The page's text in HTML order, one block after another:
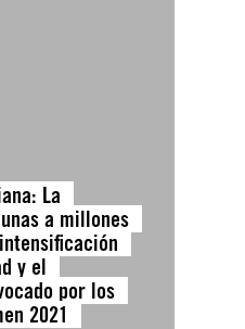
La
a millones
y el
por los
2021